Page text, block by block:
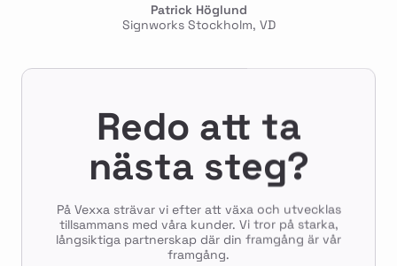
Patrick Höglund
Signworks Stockholm, VD
Redo att ta
nästa steg?
På Vexxa strävar vi efter att växa och utvecklas
tillsammans med våra kunder. Vi tror på starka,
långsiktiga partnerskap där din framgång är vår
framgång.